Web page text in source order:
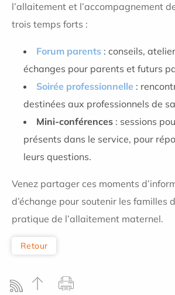
l’allaitement et l’accompagnement
trois temps forts :
Forum parents : conseils,
échanges pour parents et futurs
Soirée professionnelle :
destinées aux professionnels de
Mini-conférences : sessions
présents dans le service, pour
leurs questions.
Venez partager ces moments
d’échange pour soutenir les familles
pratique de l’allaitement maternel.
Retour